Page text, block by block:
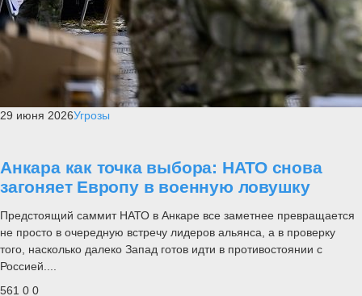
29 июня 2026Угрозы
Анкара как точка выбора: НАТО снова
загоняет Европу в военную ловушку
Предстоящий саммит НАТО в Анкаре все заметнее превращается
не просто в очередную встречу лидеров альянса, а в проверку
того, насколько далеко Запад готов идти в противостоянии с
Россией....
561 0 0